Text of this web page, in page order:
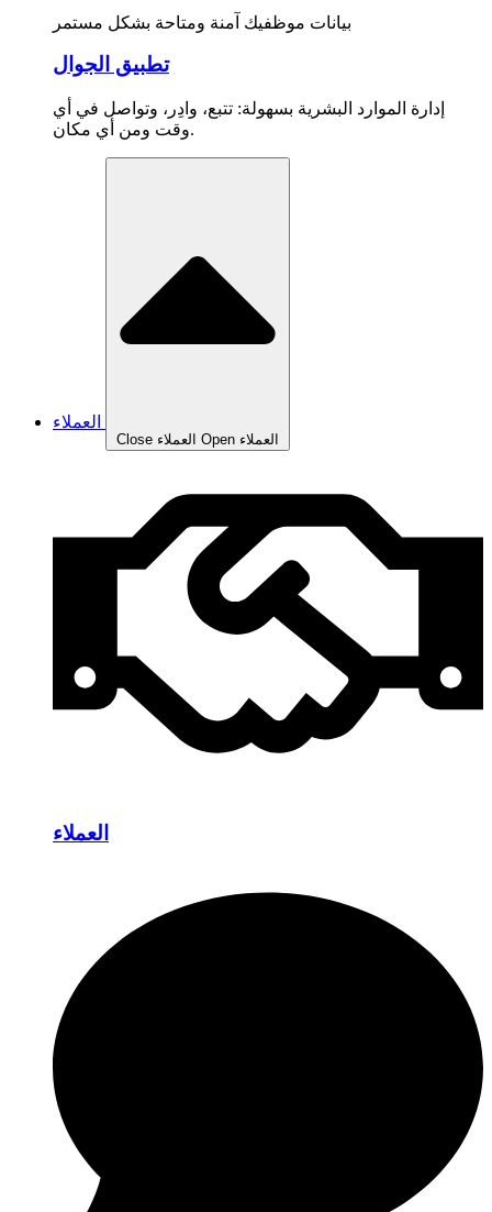
بيانات موظفيك آمنة ومتاحة بشكل مستمر
تطبيق الجوال
إدارة الموارد البشرية بسهولة: تتبع، وادِر، وتواصل في أي
وقت ومن أي مكان.
Close العملاء Open العملاء
العملاء